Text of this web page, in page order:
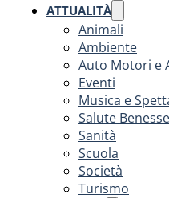
ATTUALITÀ
Animali
Ambiente
Auto Motori e
Eventi
Musica e
Salute
Sanità
Scuola
Società
Turismo